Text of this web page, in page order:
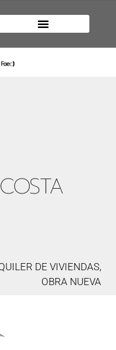
DE VIVIENDAS,
OBRA NUEVA